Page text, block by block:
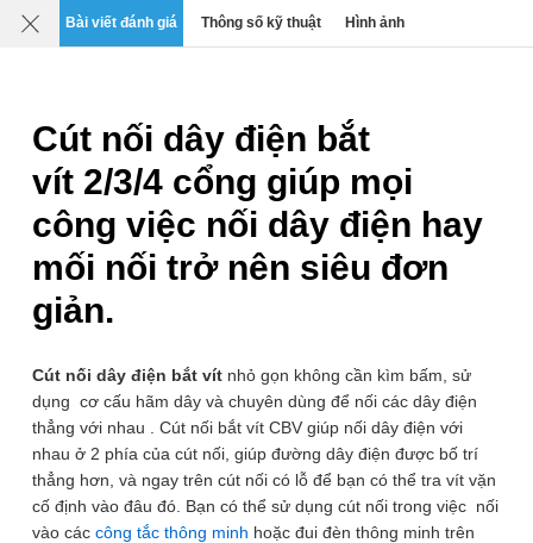
Mô tả Chi tiết Đánh giá SP liên quan
Bài viết đánh giá Thông số kỹ thuật Hình ảnh
Cút nối dây điện bắt
vít 2/3/4 cổng giúp mọi
công việc nối dây điện hay
mối nối trở nên siêu đơn
giản.
Cút nối dây điện bắt vít nhỏ gọn không cần kìm bấm, sử
dụng cơ cấu hãm dây và chuyên dùng để nối các dây điện
thẳng với nhau . Cút nối bắt vít CBV giúp nối dây điện với
nhau ở 2 phía của cút nối, giúp đường dây điện được bố trí
thẳng hơn, và ngay trên cút nối có lỗ để bạn có thể tra vít vặn
cố định vào đâu đó. Bạn có thể sử dụng cút nối trong việc nối
vào các công tắc thông minh hoặc đui đèn thông minh trên